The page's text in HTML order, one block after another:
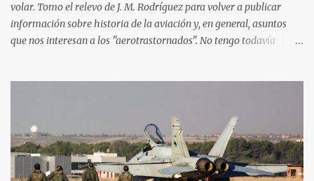
volar. Tomo el relevo de J. M. Rodríguez para volver a publicar
información sobre historia de la aviación y, en general, asuntos
que nos interesan a los "aerotrastornados". No tengo todavía
Aerospotters Principado a una genial sesión fotográfica en el
aeródromo de La Morgal (todavía no he tenido tiempo de
procesar esas imágenes). Al día siguiente, asistí al Festival Aéreo de
Gijón . He aquí algunas de las tomas que realicé este pasado